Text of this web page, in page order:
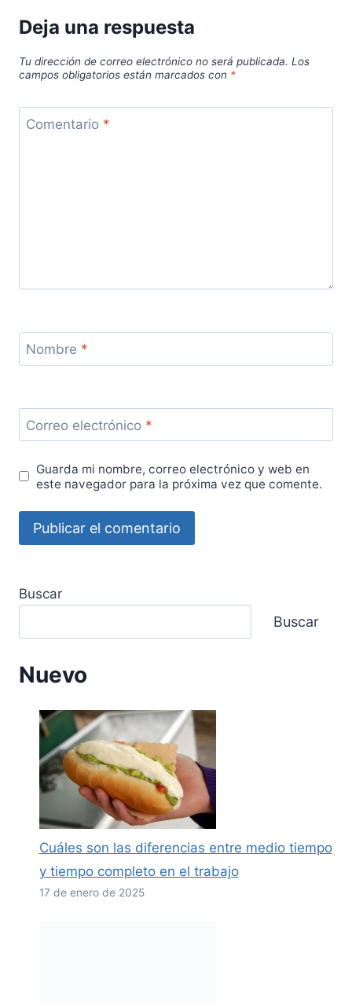
Deja una respuesta
Tu dirección de correo electrónico no será publicada. Los
campos obligatorios están marcados con *
Comentario *
Nombre *
Correo electrónico *
Guarda mi nombre, correo electrónico y web en
este navegador para la próxima vez que comente.
Buscar
Buscar
Nuevo
Cuáles son las diferencias entre medio tiempo
y tiempo completo en el trabajo
17 de enero de 2025